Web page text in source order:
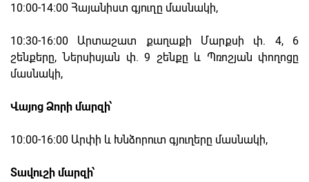
10։00-14։00 Հայանիստ գյուղը մասնակի,
10։30-16։00 Արտաշատ քաղաքի Մարքսի փ. 4, 6
շենքերը, Ներսիսյան փ. 9 շենքը և Պռոշյան փողոցը
մասնակի,
Վայոց Ձորի մարզի՝
10։00-16։00 Արփի և Խնձորուտ գյուղերը մասնակի,
Տավուշի մարզի՝